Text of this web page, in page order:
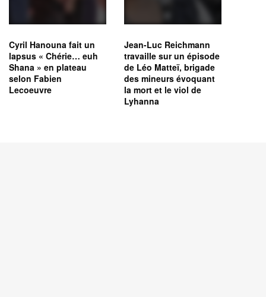
Cyril Hanouna fait un
lapsus « Chérie… euh
Shana » en plateau
selon Fabien
Lecoeuvre
Jean-Luc Reichmann
travaille sur un épisode
de Léo Matteï, brigade
des mineurs évoquant
la mort et le viol de
Lyhanna